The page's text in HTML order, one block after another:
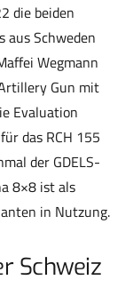
die beiden
aus Schweden
Wegmann
Gun mit
Evaluation
das RCH 155
der GDELS-
8×8 ist als
in Nutzung.
Schweiz